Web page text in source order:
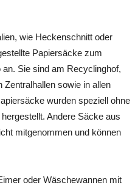
wie Heckenschnitt oder
Papiersäcke zum
Sie sind am Recyclinghof,
Zentralhallen sowie in allen
wurden speziell ohne
Andere Säcke aus
mitgenommen und können
oder Wäschewannen mit